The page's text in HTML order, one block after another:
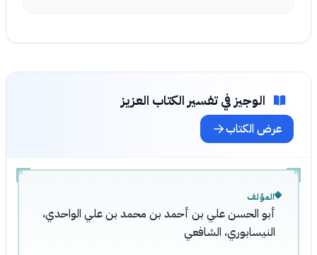
الوجيز في تفسير الكتاب العزيز
عرض الكتاب
المؤلف
أبو الحسن علي بن أحمد بن محمد بن علي الواحدي،
النيسابوري، الشافعي